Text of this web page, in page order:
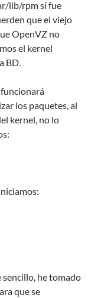
lib/rpm sí fue
que el viejo
OpenVZ no
el kernel
BD.
funcionará
los paquetes, al
kernel, no lo
sencillo, he tomado
que se